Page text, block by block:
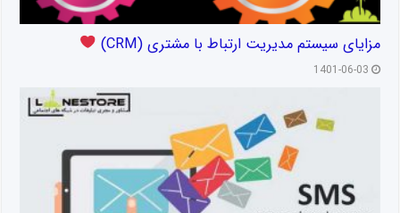
مزایای سیستم مدیریت ارتباط با مشتری (CRM)
1401-06-03